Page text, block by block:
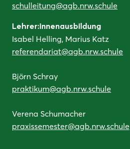
schulleitung@agb.nrw.schule
Lehrer:innenausbildung
Isabel Helling, Marius Katz
referendariat@agb.nrw.schule
Björn Schray
praktikum@agb.nrw.schule
Verena Schumacher
praxissemester@agb.nrw.schule